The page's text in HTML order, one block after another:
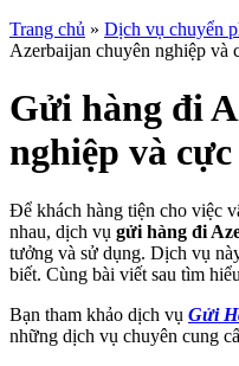
Trang chủ » Dịch vụ chuyển
Azerbaijan chuyên nghiệp và
Gửi hàng đi
nghiệp và
Để khách hàng tiện cho việc
nhau, dịch vụ gửi hàng đi
tưởng và sử dụng. Dịch vụ
biết. Cùng bài viết sau tìm
Bạn tham khảo dịch vụ Gửi
những dịch vụ chuyên cung